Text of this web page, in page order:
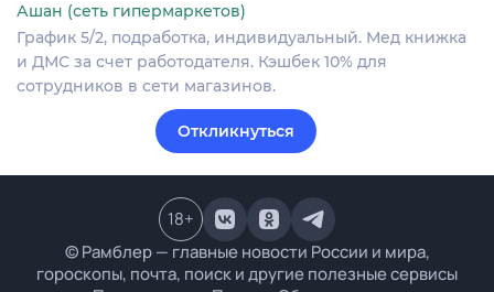
Ашан (сеть гипермаркетов)
График 5/2, подработка, индивидуальный. Мед книжка
и ДМС за счет работодателя. Кэшбек 10% для
сотрудников в сети магазинов.
Откликнуться
© Рамблер — главные новости России и мира,
гороскопы, почта, поиск и другие полезные сервисы
18+